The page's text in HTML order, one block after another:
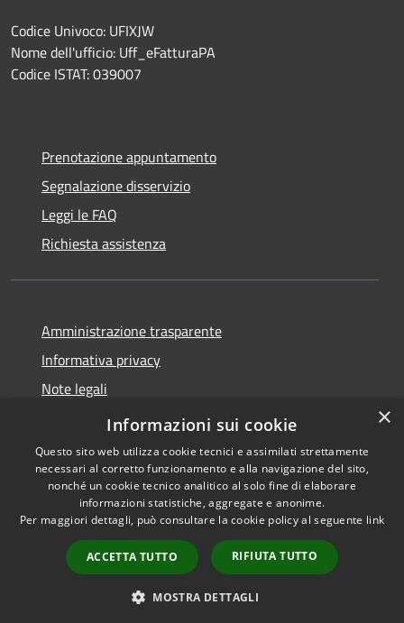
Codice Univoco: UFIXJW
Nome dell'ufficio: Uff_eFatturaPA
Codice ISTAT: 039007
Prenotazione appuntamento
Segnalazione disservizio
Leggi le FAQ
Richiesta assistenza
Amministrazione trasparente
Informativa privacy
Note legali
Dichiarazione di accessibilità
Accessibilità
Copyright © 2026 • Comune di
Cervia • Powered by
Municipium•
Accesso
redazione
×
Informazioni sui cookie
Questo sito web utilizza cookie tecnici e assimilati strettamente
necessari al corretto funzionamento e alla navigazione del sito,
nonché un cookie tecnico analitico al solo fine di elaborare
informazioni statistiche, aggregate e anonime.
Per maggiori dettagli, può consultare la cookie policy al seguente link
ACCETTA TUTTO RIFIUTA TUTTO
MOSTRA DETTAGLI